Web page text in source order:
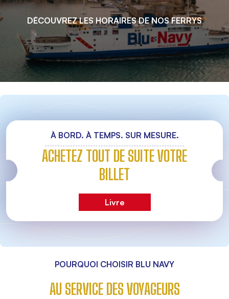
DÉCOUVREZ LES HORAIRES DE NOS FERRYS
À BORD. À TEMPS. SUR MESURE.
ACHETEZ TOUT DE SUITE VOTRE
BILLET
Livre
POURQUOI CHOISIR BLU NAVY
AU SERVICE DES VOYAGEURS